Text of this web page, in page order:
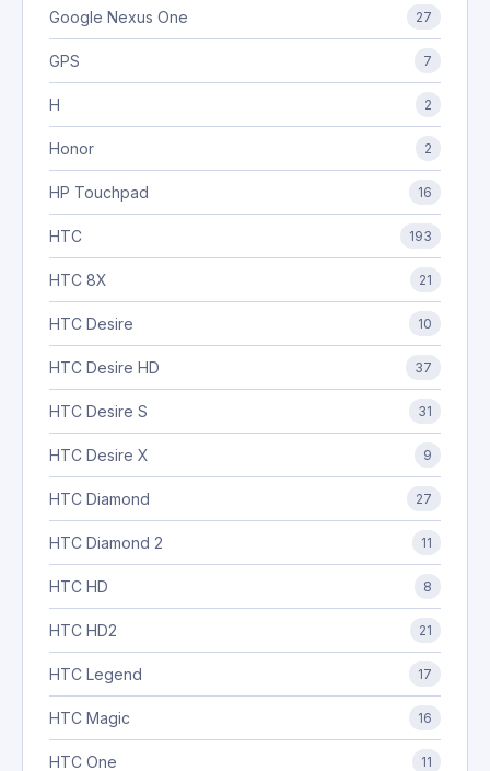
Google Nexus One 27
GPS 7
H 2
Honor 2
HP Touchpad 16
HTC 193
HTC 8X 21
HTC Desire 10
HTC Desire HD 37
HTC Desire S 31
HTC Desire X 9
HTC Diamond 27
HTC Diamond 2 11
HTC HD 8
HTC HD2 21
HTC Legend 17
HTC Magic 16
HTC One 11